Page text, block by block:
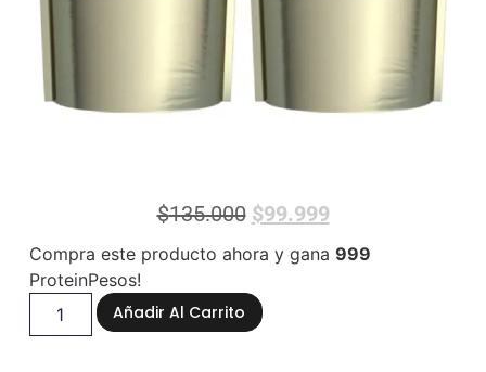
$135.000 $99.999
Compra este producto ahora y gana 999
ProteinPesos!
Añadir Al Carrito